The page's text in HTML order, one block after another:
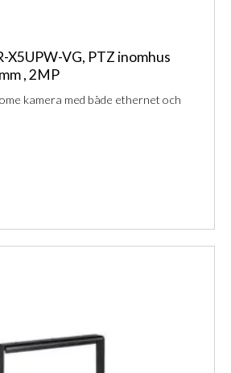
X5UPW-VG, PTZ inomhus
, 2MP
kamera med både ethernet och